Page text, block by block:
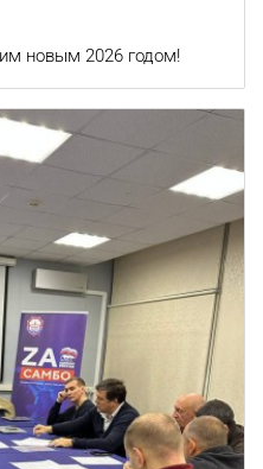
новым 2026 годом!